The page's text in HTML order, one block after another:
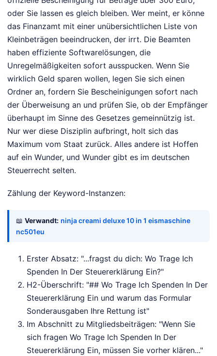
oder Sie lassen es gleich bleiben. Wer meint, er könne
das Finanzamt mit einer unübersichtlichen Liste von
Kleinbeträgen beeindrucken, der irrt. Die Beamten
haben effiziente Softwarelösungen, die
Unregelmäßigkeiten sofort ausspucken. Wenn Sie
wirklich Geld sparen wollen, legen Sie sich einen
Ordner an, fordern Sie Bescheinigungen sofort nach
der Überweisung an und prüfen Sie, ob der Empfänger
überhaupt im Sinne des Gesetzes gemeinnützig ist.
Nur wer diese Disziplin aufbringt, holt sich das
Maximum vom Staat zurück. Alles andere ist Hoffen
auf ein Wunder, und Wunder gibt es im deutschen
Steuerrecht selten.
Zählung der Keyword-Instanzen:
📖 Verwandt: ninja creami deluxe 10 in 1 eismaschine
nc501eu
Erster Absatz: "...fragst du dich: Wo Trage Ich
Spenden In Der Steuererklärung Ein?"
H2-Überschrift: "## Wo Trage Ich Spenden In Der
Steuererklärung Ein und warum das Formular
Sonderausgaben Ihre Rettung ist"
Im Abschnitt zu Mitgliedsbeiträgen: "Wenn Sie
sich fragen Wo Trage Ich Spenden In Der
Steuererklärung Ein, müssen Sie vorher klären..."